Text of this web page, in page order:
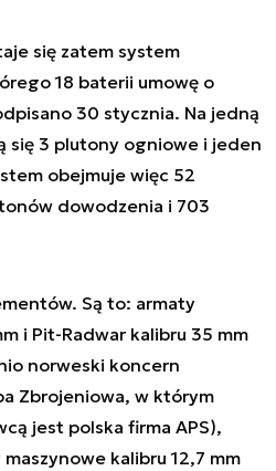
się zatem system
18 baterii umowę o
30 stycznia. Na jedną
się 3 plutony ogniowe i jeden
obejmuje więc 52
dowodzenia i 703
Są to: armaty
i Pit-Radwar kalibru 35 mm
norweski koncern
Zbrojeniowa, w którym
jest polska firma APS),
kalibru 12,7 mm